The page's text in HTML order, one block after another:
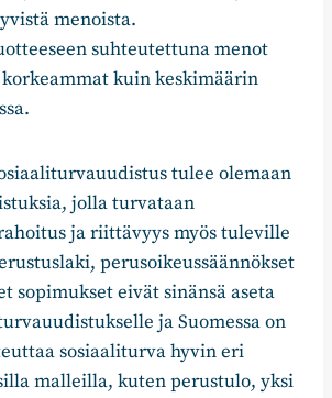
menoista.
suhteutettuna menot
korkeammat kuin keskimäärin
tulee olemaan
jolla turvataan
ja riittävyys myös tuleville
perusoikeussäännökset
sopimukset eivät sinänsä aseta
ja Suomessa on
sosiaaliturva hyvin eri
malleilla, kuten perustulo, yksi